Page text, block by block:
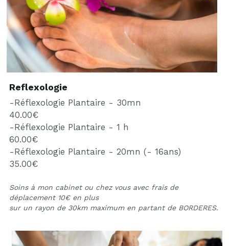
Prise de rendez-vous
Reflexologie
-Réflexologie Plantaire - 30mn
40.00€
-Réflexologie Plantaire - 1 h
60.00€
-Réflexologie Plantaire - 20mn (- 16ans)
35.00€
Soins à mon cabinet ou chez vous avec frais de
déplacement 10€ en plus
sur un rayon de 30km maximum en partant de BORDERES.